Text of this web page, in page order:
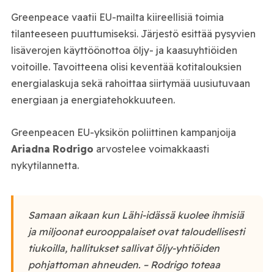
Greenpeace vaatii EU-mailta kiireellisiä toimia
tilanteeseen puuttumiseksi. Järjestö esittää pysyvien
lisäverojen käyttöönottoa öljy- ja kaasuyhtiöiden
voitoille. Tavoitteena olisi keventää kotitalouksien
energialaskuja sekä rahoittaa siirtymää uusiutuvaan
energiaan ja energiatehokkuuteen.
Greenpeacen EU-yksikön poliittinen kampanjoija
Ariadna Rodrigo arvostelee voimakkaasti
nykytilannetta.
Samaan aikaan kun Lähi-idässä kuolee ihmisiä
ja miljoonat eurooppalaiset ovat taloudellisesti
tiukoilla, hallitukset sallivat öljy-yhtiöiden
pohjattoman ahneuden. – Rodrigo toteaa